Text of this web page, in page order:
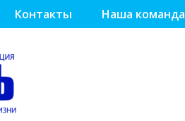
Контакты Наша команда